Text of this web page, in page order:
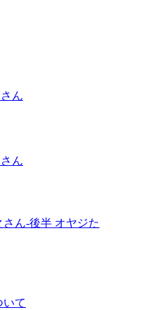
ん
ん
さん-後半 オヤジた
いて